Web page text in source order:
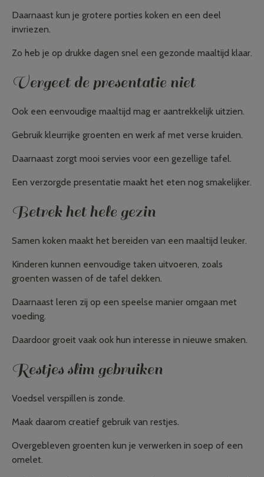
Daarnaast kun je grotere porties koken en een deel
invriezen.
Zo heb je op drukke dagen snel een gezonde maaltijd klaar.
Vergeet de presentatie niet
Ook een eenvoudige maaltijd mag er aantrekkelijk uitzien.
Gebruik kleurrijke groenten en werk af met verse kruiden.
Daarnaast zorgt mooi servies voor een gezellige tafel.
Een verzorgde presentatie maakt het eten nog smakelijker.
Betrek het hele gezin
Samen koken maakt het bereiden van een maaltijd leuker.
Kinderen kunnen eenvoudige taken uitvoeren, zoals
groenten wassen of de tafel dekken.
Daarnaast leren zij op een speelse manier omgaan met
voeding.
Daardoor groeit vaak ook hun interesse in nieuwe smaken.
Restjes slim gebruiken
Voedsel verspillen is zonde.
Maak daarom creatief gebruik van restjes.
Overgebleven groenten kun je verwerken in soep of een
omelet.